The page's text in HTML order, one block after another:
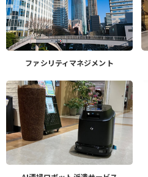
ファシリティマネジメント